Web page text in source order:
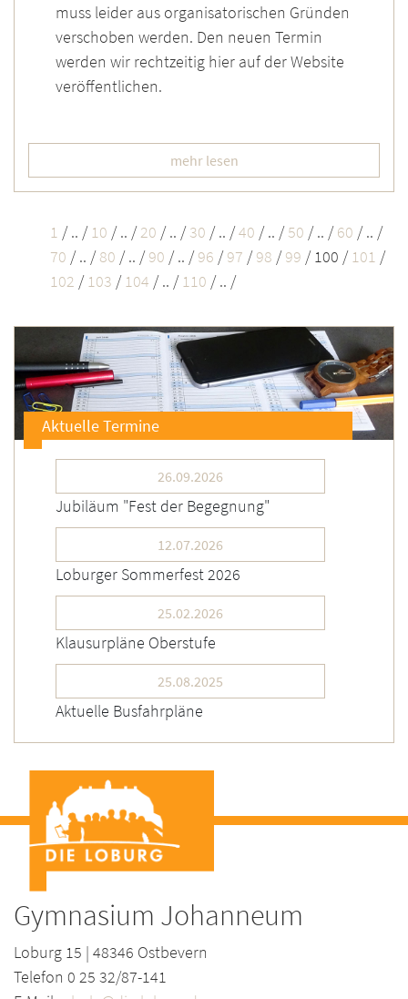
muss leider aus organisatorischen Gründen
verschoben werden. Den neuen Termin
werden wir rechtzeitig hier auf der Website
veröffentlichen.
mehr lesen
1 /.. /10 /.. /20 /.. /30 /.. /40 /.. /50 /.. /60 /.. /
70 /.. /80 /.. /90 /.. /96 /97 /98 /99 /100 /101 /
102 /103 /104 /.. /110 /.. /
Aktuelle Termine
26.09.2026
Jubiläum "Fest der Begegnung"
12.07.2026
Loburger Sommerfest 2026
25.02.2026
Klausurpläne Oberstufe
25.08.2025
Aktuelle Busfahrpläne
Gymnasium Johanneum
Loburg 15 | 48346 Ostbevern
Telefon 0 25 32/87-141